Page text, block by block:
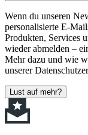
Wenn du unseren
personalisierte E-
Produkten, Services
wieder abmelden –
Mehr dazu und wie
unserer
Lust auf mehr?